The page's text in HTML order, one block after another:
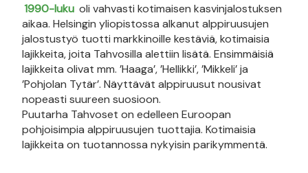
1990-luku oli vahvasti kotimaisen kasvinjalostuksen
aikaa. Helsingin yliopistossa alkanut alppiruusujen
jalostustyö tuotti markkinoille kestäviä, kotimaisia
lajikkeita, joita Tahvosilla alettiin lisätä. Ensimmäisiä
lajikkeita olivat mm. ’Haaga’, ’Hellikki’, ’Mikkeli’ ja
’Pohjolan Tytär’. Näyttävät alppiruusut nousivat
nopeasti suureen suosioon.
Puutarha Tahvoset on edelleen Euroopan
pohjoisimpia alppiruusujen tuottajia. Kotimaisia
lajikkeita on tuotannossa nykyisin parikymmentä.